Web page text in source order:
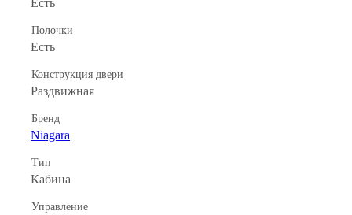
Полочки
Есть
Конструкция двери
Раздвижная
Бренд
Niagara
Тип
Кабина
Управление